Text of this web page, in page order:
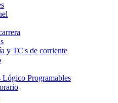
y TC's de corriente
Programables